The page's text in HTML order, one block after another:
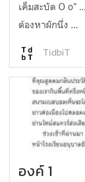
เค็มสะบัด O o"
ต้องหาผักนึ่ง ...
TidbiT
องค์ 1